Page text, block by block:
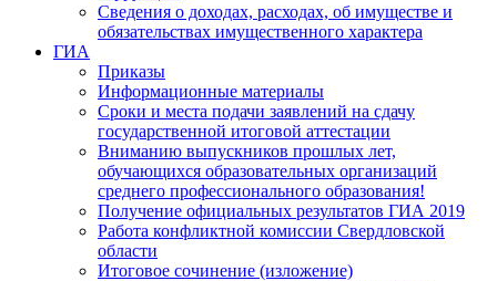
Сведения о доходах, расходах, об имуществе и
обязательствах имущественного характера
ГИА
Приказы
Информационные материалы
Сроки и места подачи заявлений на сдачу
государственной итоговой аттестации
Вниманию выпускников прошлых лет,
обучающихся образовательных организаций
среднего профессионального образования!
Получение официальных результатов ГИА 2019
Работа конфликтной комиссии Свердловской
области
Итоговое сочинение (изложение)